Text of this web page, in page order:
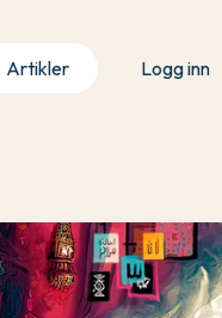
Artikler Logg inn